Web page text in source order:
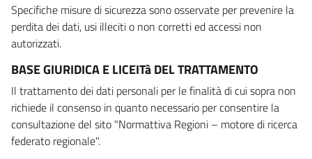
Specifiche misure di sicurezza sono osservate per prevenire la
perdita dei dati, usi illeciti o non corretti ed accessi non
autorizzati.
BASE GIURIDICA E LICEITà DEL TRATTAMENTO
Il trattamento dei dati personali per le finalità di cui sopra non
richiede il consenso in quanto necessario per consentire la
consultazione del sito "Normattiva Regioni – motore di ricerca
federato regionale".